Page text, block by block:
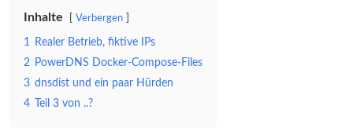
in
der
weiten
Welt
Inhalte Verbergen
1 Realer Betrieb, fiktive IPs
2 PowerDNS Docker-Compose-Files
3 dnsdist und ein paar Hürden
4
Teil 3 von ..?